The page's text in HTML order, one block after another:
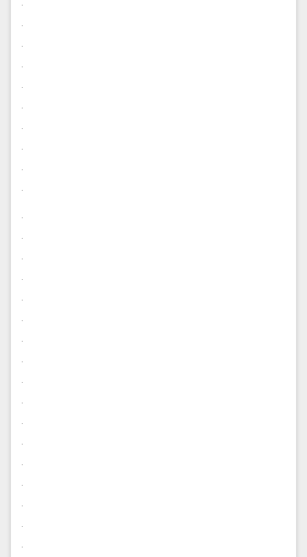
.
.
.
.
.
.
.
.
.
.
.
.
.
.
.
.
.
.
.
.
.
.
.
.
.
.
.